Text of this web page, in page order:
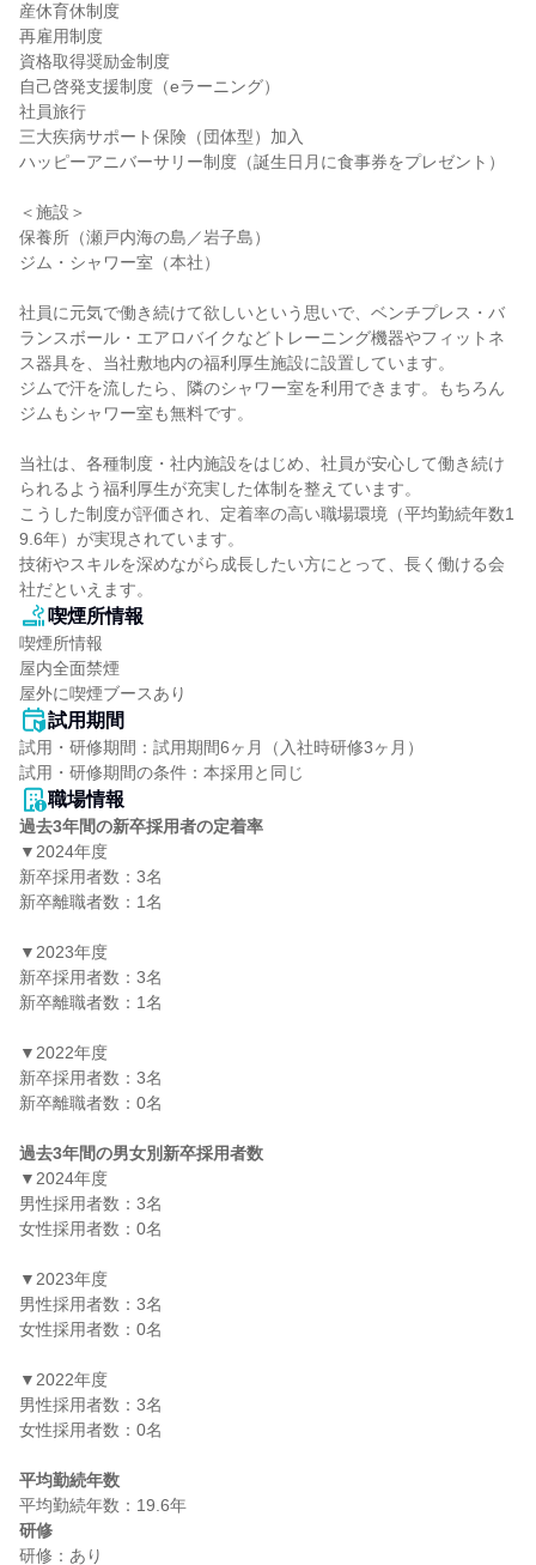
産休育休制度
再雇用制度
資格取得奨励金制度
自己啓発支援制度（eラーニング）
社員旅行
三大疾病サポート保険（団体型）加入
ハッピーアニバーサリー制度（誕生日月に食事券をプレゼント）
＜施設＞
保養所（瀬戸内海の島／岩子島）
ジム・シャワー室（本社）
社員に元気で働き続けて欲しいという思いで、ベンチプレス・バ
ランスボール・エアロバイクなどトレーニング機器やフィットネ
ス器具を、当社敷地内の福利厚生施設に設置しています。
ジムで汗を流したら、隣のシャワー室を利用できます。もちろん
ジムもシャワー室も無料です。
当社は、各種制度・社内施設をはじめ、社員が安心して働き続け
られるよう福利厚生が充実した体制を整えています。
こうした制度が評価され、定着率の高い職場環境（平均勤続年数1
9.6年）が実現されています。
技術やスキルを深めながら成長したい方にとって、長く働ける会
社だといえます。
喫煙所情報
喫煙所情報
屋内全面禁煙
屋外に喫煙ブースあり
試用期間
試用・研修期間：試用期間6ヶ月（入社時研修3ヶ月）
職場情報
過去3年間の新卒採用者の定着率
▼2024年度
新卒採用者数：3名
新卒離職者数：1名
▼2023年度
新卒採用者数：3名
新卒離職者数：1名
▼2022年度
新卒採用者数：3名
新卒離職者数：0名
過去3年間の男女別新卒採用者数
▼2024年度
男性採用者数：3名
女性採用者数：0名
▼2023年度
男性採用者数：3名
女性採用者数：0名
▼2022年度
男性採用者数：3名
女性採用者数：0名
平均勤続年数
研修
研修：あり